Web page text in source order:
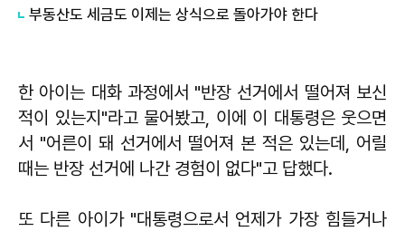
부동산도 세금도 이제는 상식으로 돌아가야 한다
한 아이는 대화 과정에서 "반장 선거에서 떨어져 보신
적이 있는지"라고 물어봤고, 이에 이 대통령은 웃으면
서 "어른이 돼 선거에서 떨어져 본 적은 있는데, 어릴
때는 반장 선거에 나간 경험이 없다"고 답했다.
또 다른 아이가 "대통령으로서 언제가 가장 힘들거나